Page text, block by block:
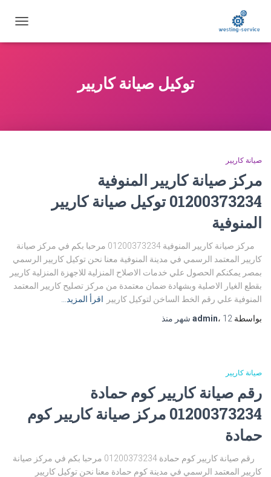
التنقل
توكيل صيانة كاريير
صيانة كاريير
مركز صيانة كاريير المنوفية
01200373234 توكيل صيانة كاريير
المنوفية
مركز صيانة كاريير المنوفية 01200373234 مرحبا بكم في مركز صيانة
كاريير المعتمد الرسمي في مدينة المنوفية معنا نحن توكيل كاريير الرسمي
بمصر يمكنكم الحصول علي خدمات الاصلاح المنزلية للاجهزة المنزلية كاريير
بقطع الغيار الاصلية وبشهادة ضمان معتمدة من مركز تصليح كاريير المعتمد
المنوفية علي رقم الخط الساخن لتوكيل كاريير
اقرأ المزيد…
بواسطة
admin، 12 شهر منذ
صيانة كاريير
رقم صيانة كاريير كوم حمادة
01200373234 مركز صيانة كاريير كوم
حمادة
رقم صيانة كاريير كوم حمادة 01200373234 مرحبا بكم في مركز صيانة
كاريير المعتمد الرسمي في مدينة كوم حمادة معنا نحن توكيل كاريير